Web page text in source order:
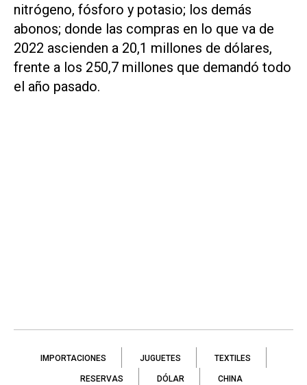
nitrógeno, fósforo y potasio; los demás
abonos; donde las compras en lo que va de
2022 ascienden a 20,1 millones de dólares,
frente a los 250,7 millones que demandó todo
el año pasado.
IMPORTACIONES JUGUETES TEXTILES
RESERVAS DÓLAR CHINA